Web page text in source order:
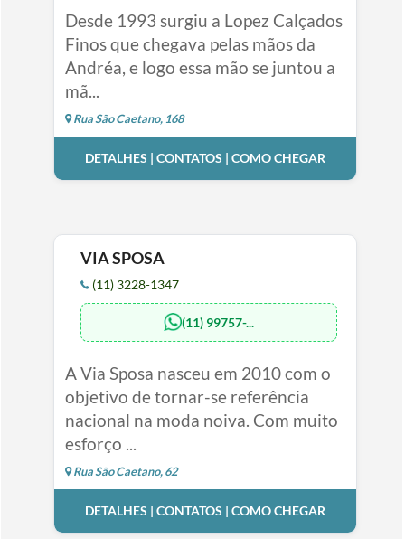
Desde 1993 surgiu a Lopez Calçados
Finos que chegava pelas mãos da
Andréa, e logo essa mão se juntou a
mã...
Rua São Caetano, 168
DETALHES | CONTATOS | COMO CHEGAR
VIA SPOSA
(11) 3228-1347
(11) 99757-...
A Via Sposa nasceu em 2010 com o
objetivo de tornar-se referência
nacional na moda noiva. Com muito
esforço ...
Rua São Caetano, 62
DETALHES | CONTATOS | COMO CHEGAR